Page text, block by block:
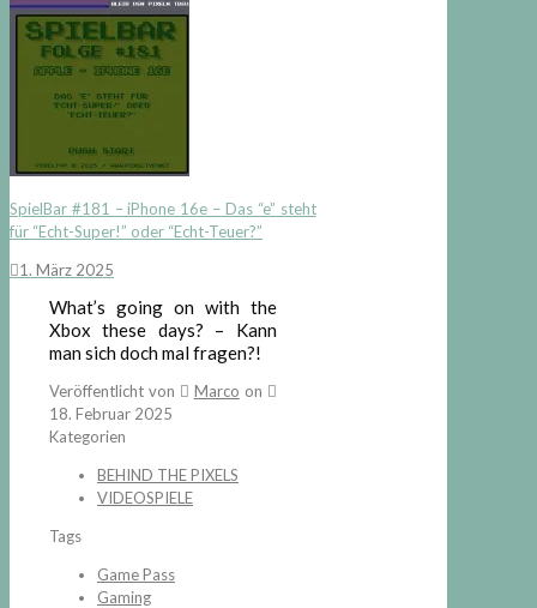
SpielBar #181 – iPhone 16e – Das “e” steht
für “Echt-Super!” oder “Echt-Teuer?”
1. März 2025
What’s going on with the
Xbox these days? – Kann
man sich doch mal fragen?!
Veröffentlicht von Marco on
18. Februar 2025
Kategorien
BEHIND THE PIXELS
VIDEOSPIELE
Tags
Game Pass
Gaming